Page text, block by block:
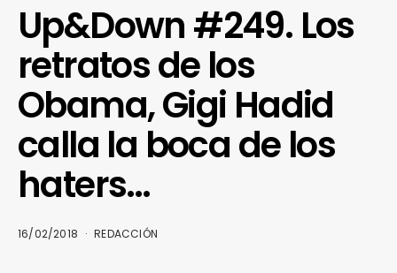
Up&Down #249. Los
retratos de los
Obama, Gigi Hadid
calla la boca de los
haters…
16/02/2018 REDACCIÓN